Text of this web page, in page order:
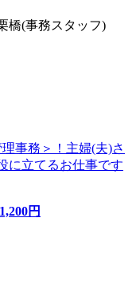
橋(事務スタッフ)
事務＞！主婦(夫)さ
に立てるお仕事です
1,200円